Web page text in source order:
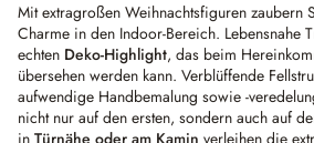
Mit extragroßen Weihnachtsfiguren zaubern
Charme in den Indoor-Bereich. Lebensnahe
echten Deko-Highlight, das beim
übersehen werden kann. Verblüffende
aufwendige Handbemalung sowie -
nicht nur auf den ersten, sondern auch auf
in Türnähe oder am Kamin verleihen die